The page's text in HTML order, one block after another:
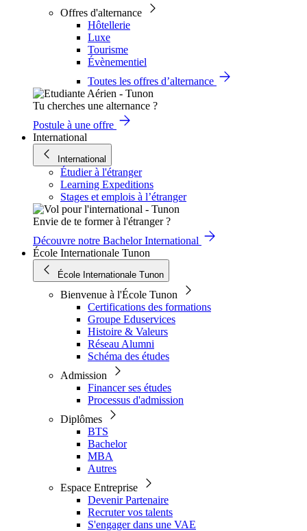
Offres d'alternance
Hôtellerie
Luxe
Tourisme
Évènementiel
Toutes les offres d’alternance
Tu cherches une alternance ?
Postule à une offre
International
International
Étudier à l'étranger
Learning Expeditions
Stages et emplois à l’étranger
Envie de te former à l'étranger ?
Découvre notre Bachelor International
École Internationale Tunon
École Internationale Tunon
Bienvenue à l'École Tunon
Certifications des formations
Groupe Eduservices
Histoire & Valeurs
Réseau Alumni
Schéma des études
Admission
Financer ses études
Processus d'admission
Diplômes
BTS
Bachelor
MBA
Autres
Espace Entreprise
Devenir Partenaire
Recruter vos talents
S'engager dans une VAE